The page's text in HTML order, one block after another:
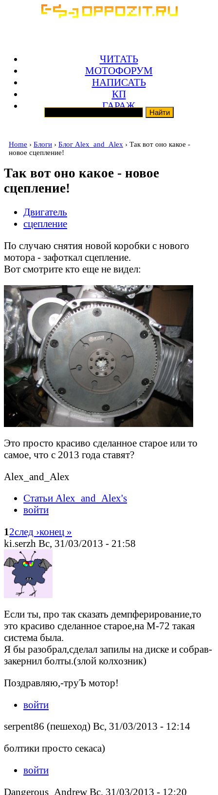
ЧИТАТЬ
МОТОФОРУМ
НАПИСАТЬ
КП
ГАРАЖ
Home › Блоги › Блог Alex_and_Alex › Так вот оно какое -
новое сцепление!
Так вот оно какое - новое
сцепление!
Двигатель
сцепление
По случаю снятия новой коробки с нового
мотора - зафоткал сцепление.
Вот смотрите кто еще не видел:
Это просто красиво сделанное старое или то
самое, что с 2013 года ставят?
Alex_and_Alex
Статьи Alex_and_Alex's
войти
12след ›конец »
ki.serzh Вс, 31/03/2013 - 21:58
Если ты, про так сказать демпферирование,то
это красиво сделанное старое,на М-72 такая
система была.
Я бы разобрал,сделал запилы на диске и собрав-
закернил болты.(злой колхозник)
Поздравляю,-труЪ мотор!
войти
serpent86 (пешеход) Вс, 31/03/2013 - 12:14
болтики просто секаса)
войти
Dangerous_Andrew Вс, 31/03/2013 - 12:20